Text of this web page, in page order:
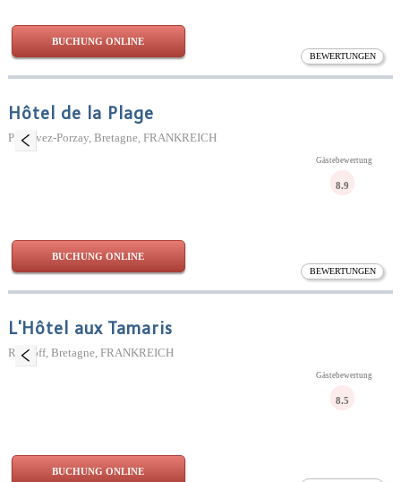
BEWERTUNGEN
BUCHUNG ONLINE
Hôtel de la Plage
Plonévez-Porzay, Bretagne, FRANKREICH
BEWERTUNGEN
Gästebewertung
8.9
BUCHUNG ONLINE
L'Hôtel aux Tamaris
Roscoff, Bretagne, FRANKREICH
Gästebewertung
8.5
BUCHUNG ONLINE